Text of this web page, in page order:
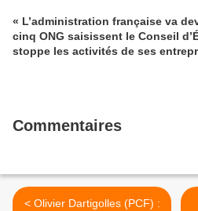
« L’administration française va
cinq ONG saisissent le Conseil
stoppe les activités de ses
Commentaires
< Olivier Dartigolles (PCF) :